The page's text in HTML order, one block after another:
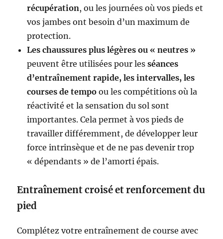
récupération, ou les journées où vos pieds et
vos jambes ont besoin d’un maximum de
protection.
Les chaussures plus légères ou « neutres »
peuvent être utilisées pour lesséances
d’entraînement rapide, les intervalles, les
courses de tempo ou les compétitions où la
réactivité et la sensation du sol sont
importantes. Cela permet à vos pieds de
travailler différemment, de développer leur
force intrinsèque et de ne pas devenir trop
« dépendants » de l’amorti épais.
Entraînement croisé et renforcement du
pied
Complétez votre entraînement de course avec